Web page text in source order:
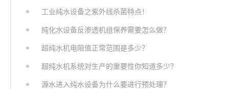
工业纯水设备之紫外线杀菌特点！
纯化水设备反渗透机组保养需要怎么做？
超纯水机电阻值正常范围是多少？
超纯水机系统对生产的重要性你知道多少？
源水进入纯水设备为什么要进行预处理？